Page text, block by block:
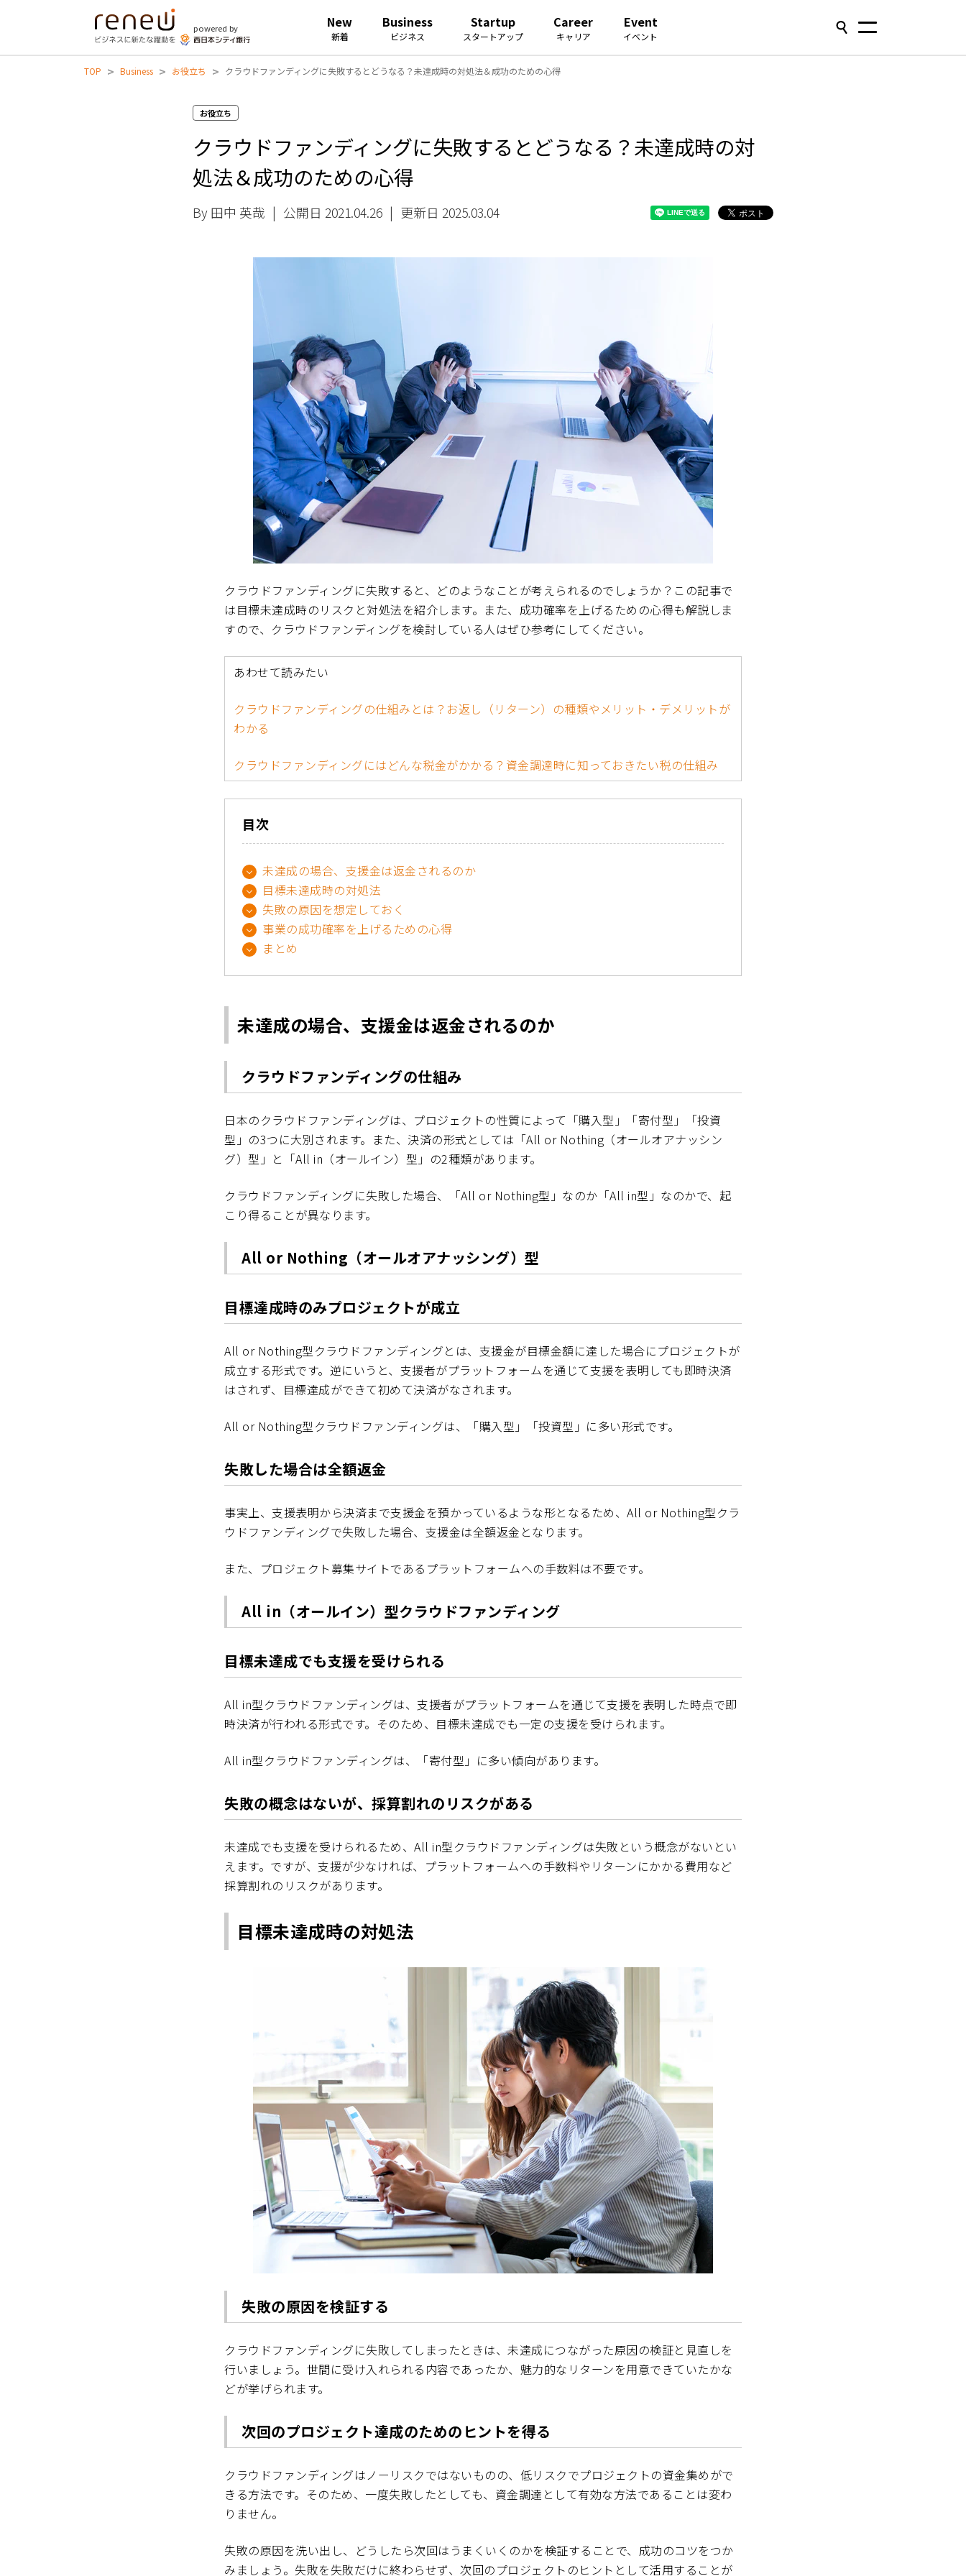
powered by New
新着
Business
ビジネス
Startup
スタートアップ
Career
キャリア
Event
イベント
TOP > Business > お役立ち > クラウドファンディングに失敗するとどうなる？未達成時の対処法＆成功のための心得
お役立ち
クラウドファンディングに失敗するとどうなる？未達成時の対
処法＆成功のための心得
By 田中 英哉 | 公開日 2021.04.26 | 更新日 2025.03.04
クラウドファンディングに失敗すると、どのようなことが考えられるのでしょうか？この記事で
は目標未達成時のリスクと対処法を紹介します。また、成功確率を上げるための心得も解説しま
すので、クラウドファンディングを検討している人はぜひ参考にしてください。
あわせて読みたい
クラウドファンディングの仕組みとは？お返し（リターン）の種類やメリット・デメリットが
わかる
クラウドファンディングにはどんな税金がかかる？資金調達時に知っておきたい税の仕組み
目次
未達成の場合、支援金は返金されるのか
目標未達成時の対処法
失敗の原因を想定しておく
事業の成功確率を上げるための心得
まとめ
未達成の場合、支援金は返金されるのか
クラウドファンディングの仕組み
日本のクラウドファンディングは、プロジェクトの性質によって「購入型」「寄付型」「投資
型」の3つに大別されます。また、決済の形式としては「All or Nothing（オールオアナッシン
グ）型」と「All in（オールイン）型」の2種類があります。
クラウドファンディングに失敗した場合、「All or Nothing型」なのか「All in型」なのかで、起
こり得ることが異なります。
All or Nothing（オールオアナッシング）型
目標達成時のみプロジェクトが成立
All or Nothing型クラウドファンディングとは、支援金が目標金額に達した場合にプロジェクトが
成立する形式です。逆にいうと、支援者がプラットフォームを通じて支援を表明しても即時決済
はされず、目標達成ができて初めて決済がなされます。
All or Nothing型クラウドファンディングは、「購入型」「投資型」に多い形式です。
失敗した場合は全額返金
事実上、支援表明から決済まで支援金を預かっているような形となるため、All or Nothing型クラ
ウドファンディングで失敗した場合、支援金は全額返金となります。
また、プロジェクト募集サイトであるプラットフォームへの手数料は不要です。
All in（オールイン）型クラウドファンディング
目標未達成でも支援を受けられる
All in型クラウドファンディングは、支援者がプラットフォームを通じて支援を表明した時点で即
時決済が行われる形式です。そのため、目標未達成でも一定の支援を受けられます。
All in型クラウドファンディングは、「寄付型」に多い傾向があります。
失敗の概念はないが、採算割れのリスクがある
未達成でも支援を受けられるため、All in型クラウドファンディングは失敗という概念がないとい
えます。ですが、支援が少なければ、プラットフォームへの手数料やリターンにかかる費用など
採算割れのリスクがあります。
目標未達成時の対処法
失敗の原因を検証する
クラウドファンディングに失敗してしまったときは、未達成につながった原因の検証と見直しを
行いましょう。世間に受け入れられる内容であったか、魅力的なリターンを用意できていたかな
どが挙げられます。
次回のプロジェクト達成のためのヒントを得る
クラウドファンディングはノーリスクではないものの、低リスクでプロジェクトの資金集めがで
きる方法です。そのため、一度失敗したとしても、資金調達として有効な方法であることは変わ
りません。
失敗の原因を洗い出し、どうしたら次回はうまくいくのかを検証することで、成功のコツをつか
みましょう。失敗を失敗だけに終わらせず、次回のプロジェクトのヒントとして活用することが